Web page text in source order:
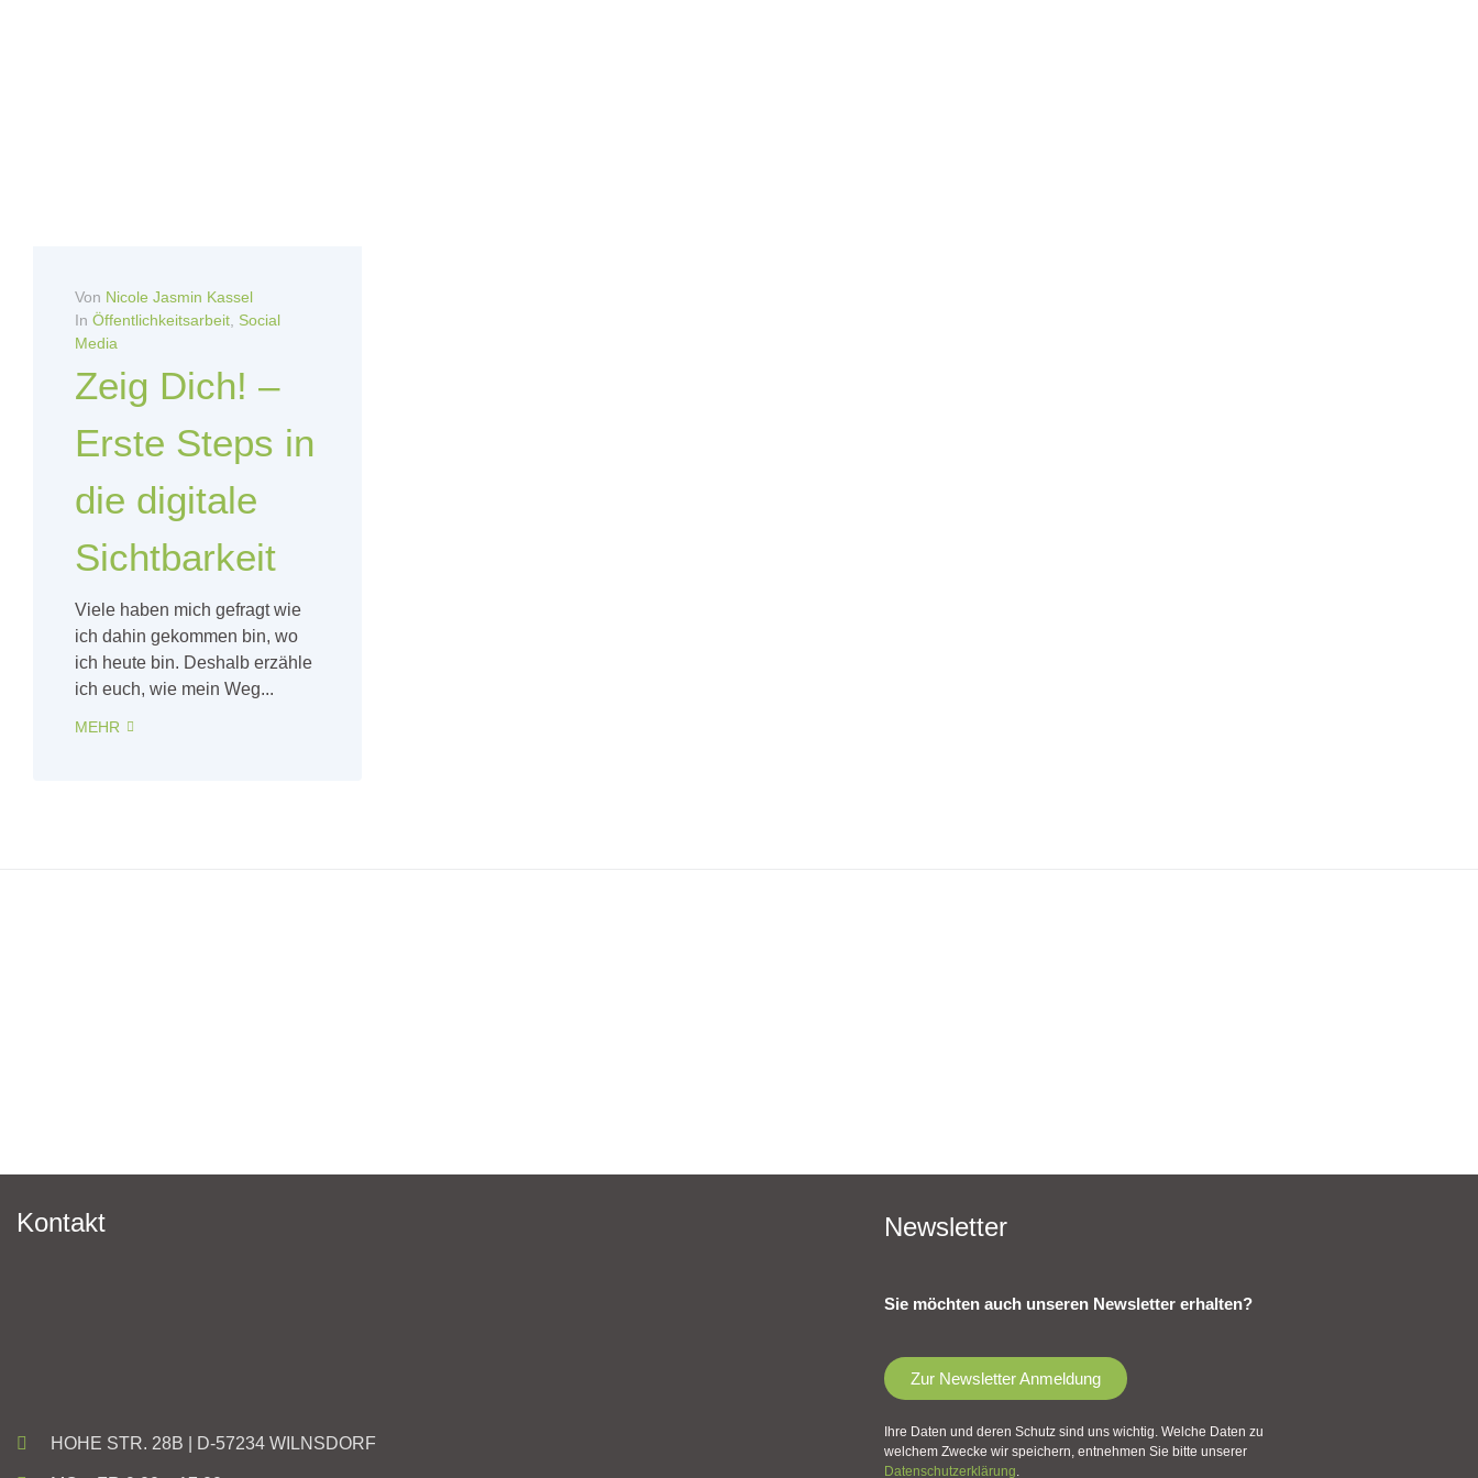
Von Nicole Jasmin Kassel
In Öffentlichkeitsarbeit Social
Media
Zeig Dich! –
Erste Steps in
die digitale
Sichtbarkeit
Viele haben mich gefragt wie
ich dahin gekommen bin, wo
ich heute bin. Deshalb erzähle
ich euch, wie mein Weg...
MEHR
Kontakt
HOHE STR. 28B | D-57234 WILNSDORF
Newsletter
Sie möchten auch unseren Newsletter erhalten?
Zur Newsletter Anmeldung
Ihre Daten und deren Schutz sind uns wichtig. Welche Daten zu
welchem Zwecke wir speichern, entnehmen Sie bitte unserer
Datenschutzerklärung.